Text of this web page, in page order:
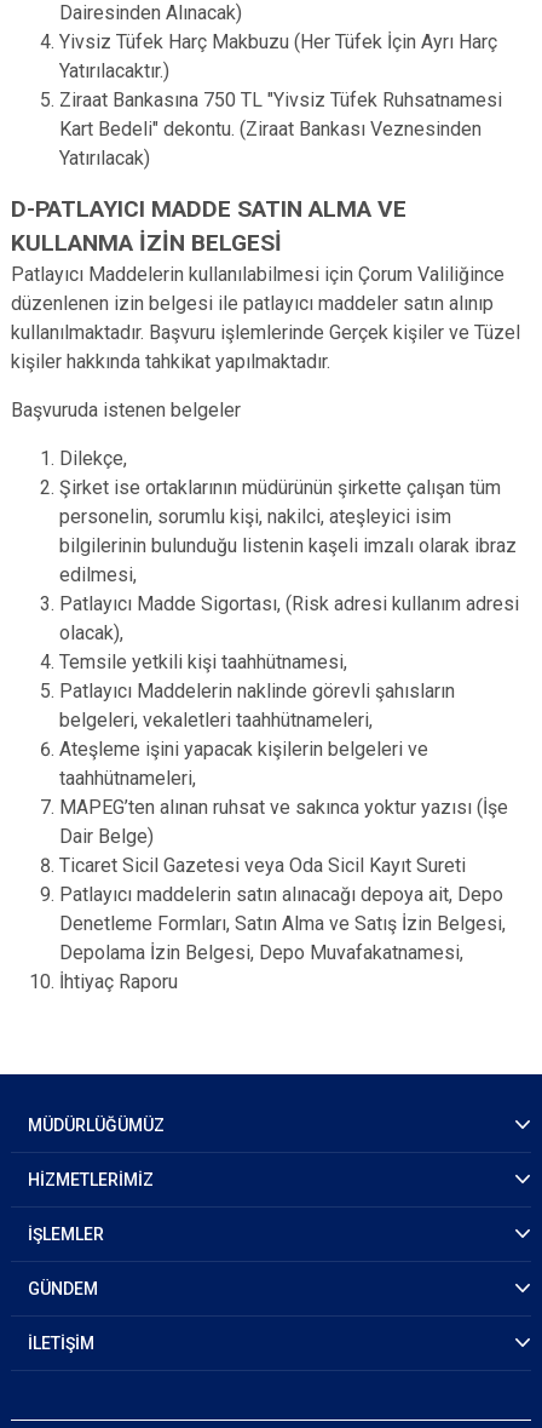
Dairesinden Alınacak)
Yivsiz Tüfek Harç Makbuzu (Her Tüfek İçin Ayrı Harç
Yatırılacaktır.)
Ziraat Bankasına 750 TL "Yivsiz Tüfek Ruhsatnamesi
Kart Bedeli" dekontu. (Ziraat Bankası Veznesinden
Yatırılacak)
D-PATLAYICI MADDE SATIN ALMA VE
KULLANMA İZİN BELGESİ
Patlayıcı Maddelerin kullanılabilmesi için Çorum Valiliğince
düzenlenen izin belgesi ile patlayıcı maddeler satın alınıp
kullanılmaktadır. Başvuru işlemlerinde Gerçek kişiler ve Tüzel
kişiler hakkında tahkikat yapılmaktadır.
Başvuruda istenen belgeler
Dilekçe,
Şirket ise ortaklarının müdürünün şirkette çalışan tüm
personelin, sorumlu kişi, nakilci, ateşleyici isim
bilgilerinin bulunduğu listenin kaşeli imzalı olarak ibraz
edilmesi,
Patlayıcı Madde Sigortası, (Risk adresi kullanım adresi
olacak),
Temsile yetkili kişi taahhütnamesi,
Patlayıcı Maddelerin naklinde görevli şahısların
belgeleri, vekaletleri taahhütnameleri,
Ateşleme işini yapacak kişilerin belgeleri ve
taahhütnameleri,
MAPEG’ten alınan ruhsat ve sakınca yoktur yazısı (İşe
Dair Belge)
Ticaret Sicil Gazetesi veya Oda Sicil Kayıt Sureti
Patlayıcı maddelerin satın alınacağı depoya ait, Depo
Denetleme Formları, Satın Alma ve Satış İzin Belgesi,
Depolama İzin Belgesi, Depo Muvafakatnamesi,
İhtiyaç Raporu
MÜDÜRLÜĞÜMÜZ
HİZMETLERİMİZ
İŞLEMLER
GÜNDEM
İLETİŞİM